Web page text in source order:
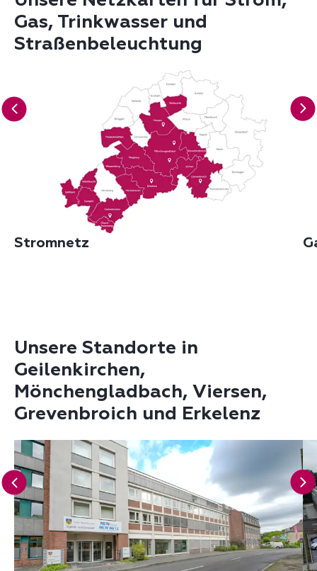
Gas, Trinkwasser und
Straßenbeleuchtung
Stromnetz
Unsere Standorte in
Geilenkirchen,
Mönchengladbach, Viersen,
Grevenbroich und Erkelenz